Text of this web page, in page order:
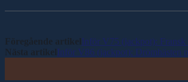
Föregående artikelInför V75 (jackpot): Fransk
Nästa artikelInför V86 (jackpot): Drömhästen